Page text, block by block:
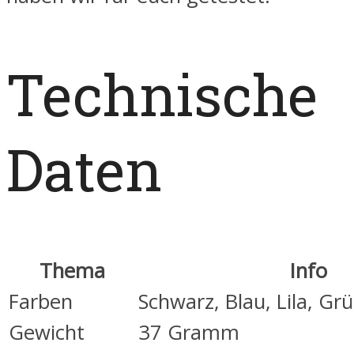
Technische
Daten
Thema
Info
Farben
Schwarz, Blau, Lila,
Gewicht
37 Gramm